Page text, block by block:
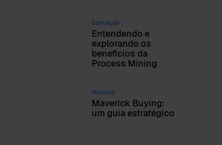
Educação
Entendendo e
explorando os
benefícios da
Process Mining
Notícias
Maverick Buying:
um guia estratégico